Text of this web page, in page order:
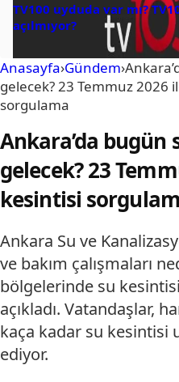
TV100 uyduda var mı?
açılmıyor?
Anasayfa›Gündem›
gelecek? 23 Temmuz 2026
sorgulama
Ankara’da bugün
gelecek? 23
kesintisi
Ankara Su ve
ve bakım çalışmaları
bölgelerinde su
açıkladı. Vatandaşlar,
kaça kadar su kesintisi
ediyor.